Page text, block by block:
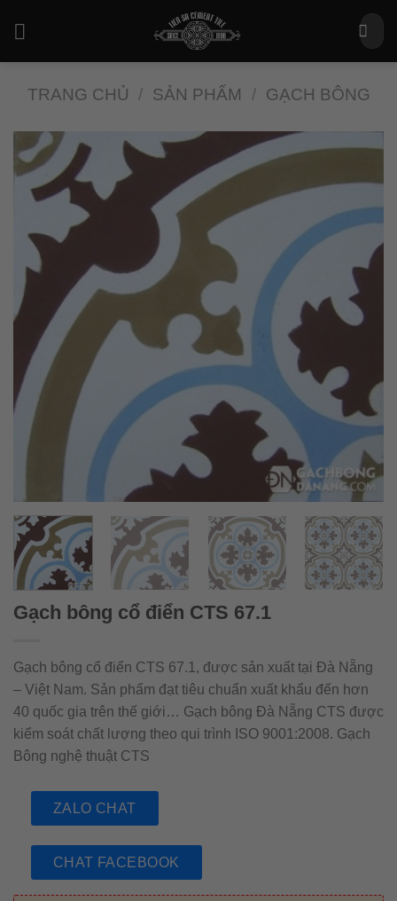
Tìm
kiếm:
TRANG CHỦ / SẢN PHẨM / GẠCH BÔNG
Gạch bông cổ điển CTS 67.1
Gạch bông cổ điển CTS 67.1, được sản xuất tại Đà Nẵng
– Việt Nam. Sản phẩm đạt tiêu chuẩn xuất khẩu đến hơn
40 quốc gia trên thế giới… Gạch bông Đà Nẵng CTS được
kiểm soát chất lượng theo qui trình ISO 9001:2008. Gạch
Bông nghệ thuật CTS
ZALO CHAT
CHAT FACEBOOK